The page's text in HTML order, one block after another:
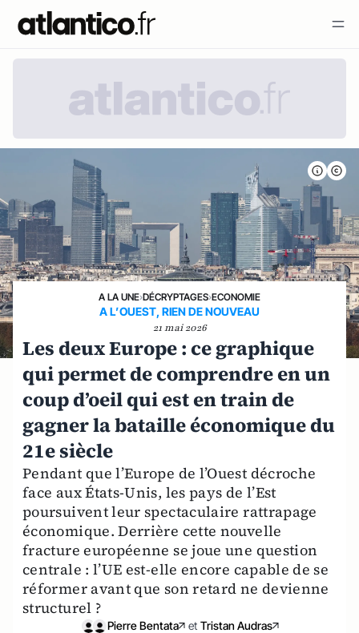
A LA UNE›DÉCRYPTAGES›ECONOMIE
A L’OUEST, RIEN DE NOUVEAU
21 mai 2026
Les deux Europe : ce graphique
qui permet de comprendre en un
coup d’oeil qui est en train de
gagner la bataille économique du
21e siècle
Pendant que l’Europe de l’Ouest décroche
face aux États-Unis, les pays de l’Est
poursuivent leur spectaculaire rattrapage
économique. Derrière cette nouvelle
fracture européenne se joue une question
centrale : l’UE est-elle encore capable de se
réformer avant que son retard ne devienne
structurel ?
Pierre Bentata et Tristan Audras